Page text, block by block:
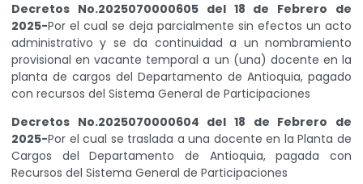
Decretos No.2025070000605 del 18 de Febrero de
2025-Por el cual se deja parcialmente sin efectos un acto
administrativo y se da continuidad a un nombramiento
provisional en vacante temporal a un (una) docente en la
planta de cargos del Departamento de Antioquia, pagado
con recursos del Sistema General de Participaciones
Decretos No.2025070000604 del 18 de Febrero de
2025-Por el cual se traslada a una docente en la Planta de
Cargos del Departamento de Antioquia, pagada con
Recursos del Sistema General de Participaciones